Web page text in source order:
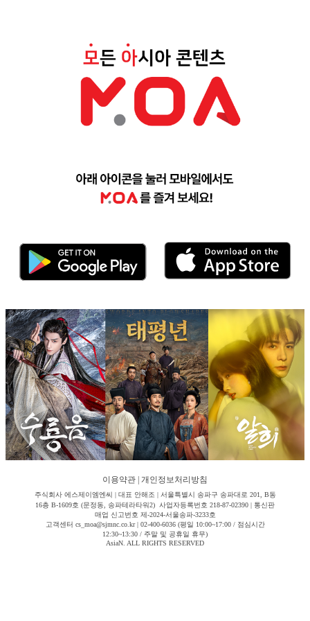
이용약관 개인정보처리방침
주식회사 에스제이엠엔씨 | 대표 안해조 | 서울특별시 송파구 송파대로 201, B동
16층 B-1609호 (문정동, 송파테라타워2) 사업자등록번호 218-87-02390 | 통신판
매업 신고번호 제-2024-서울송파-3233호
고객센터 cs_moa@sjmnc.co.kr | 02-400-6036 (평일 10:00~17:00 / 점심시간
12:30~13:30 / 주말 및 공휴일 휴무)
AsiaN. ALL RIGHTS RESERVED